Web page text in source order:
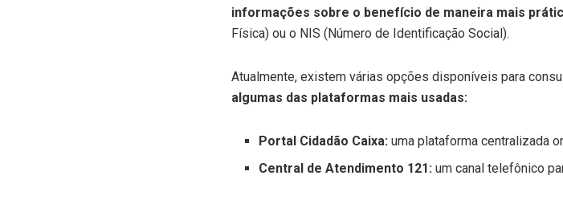
informações sobre o benefício de maneira mais
Física) ou o NIS (Número de Identificação Social).
Atualmente, existem várias opções disponíveis para
algumas das plataformas mais usadas:
Portal Cidadão Caixa: uma plataforma centralizada
Central de Atendimento 121: um canal telefônico